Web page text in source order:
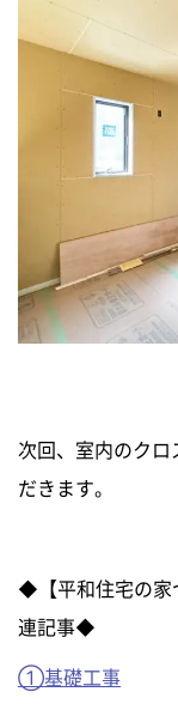
次回、室内のク
だきます。
◆【平和住宅の
連記事◆
①基礎工事